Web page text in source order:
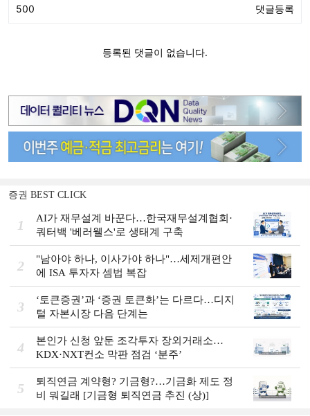
증권 BEST CLICK
1
AI가 재무설계 바꾼다…한국재무설계협회·
쿼터백 '베러웰스'로 생태계 구축
2
"남아야 하나, 이사가야 하나"…세제개편안
에 ISA 투자자 셈법 복잡
3
‘토큰증권’과 ‘증권 토큰화’는 다르다…디지
털 자본시장 다음 단계는
4
본인가 신청 앞둔 조각투자 장외거래소…
KDX·NXT컨소 막판 점검 ‘분주’
5
퇴직연금 계약형? 기금형?…기금화 제도 정
비 뭐길래 [기금형 퇴직연금 추진 (상)]